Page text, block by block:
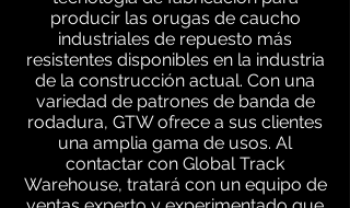
producir las orugas de caucho
industriales de repuesto más
resistentes disponibles en la industria
de la construcción actual. Con una
variedad de patrones de banda de
rodadura, GTW ofrece a sus clientes
una amplia gama de usos. Al
contactar con Global Track
Warehouse, tratará con un equipo de